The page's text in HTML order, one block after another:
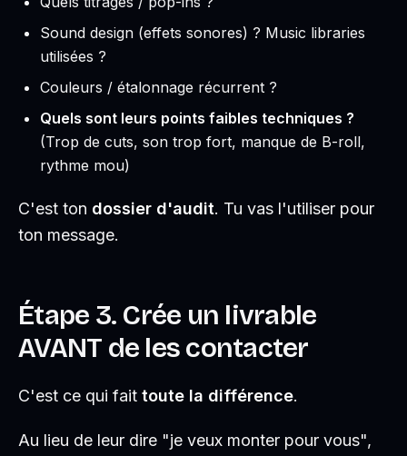
Sound design (effets sonores) ? Music libraries
utilisées ?
Couleurs / étalonnage récurrent ?
Quels sont leurs points faibles techniques ?
(Trop de cuts, son trop fort, manque de B-roll,
rythme mou)
C'est ton dossier d'audit. Tu vas l'utiliser pour
ton message.
Étape 3. Crée un livrable
AVANT de les contacter
C'est ce qui fait toute la différence.
Au lieu de leur dire "je veux monter pour vous",